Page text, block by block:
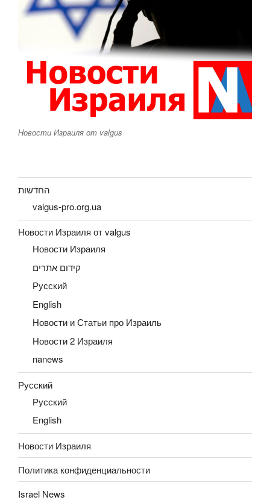
Новости Израиля от valgus
החדשות
valgus-pro.org.ua
Новости Израиля от valgus
Новости Израиля
קידום אתרים
Русский
English
Новости и Статьи про Израиль
Новости 2 Израиля
nanews
Русский
Русский
English
Новости Израиля
Политика конфиденциальности
Israel News